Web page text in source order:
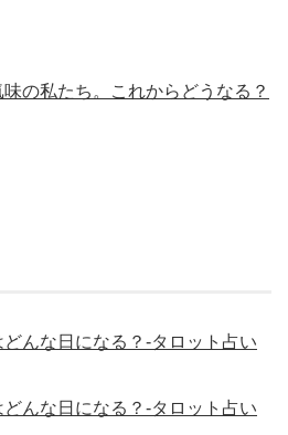
味の私たち。これからどうなる？
どんな日になる？-タロット占い
どんな日になる？-タロット占い